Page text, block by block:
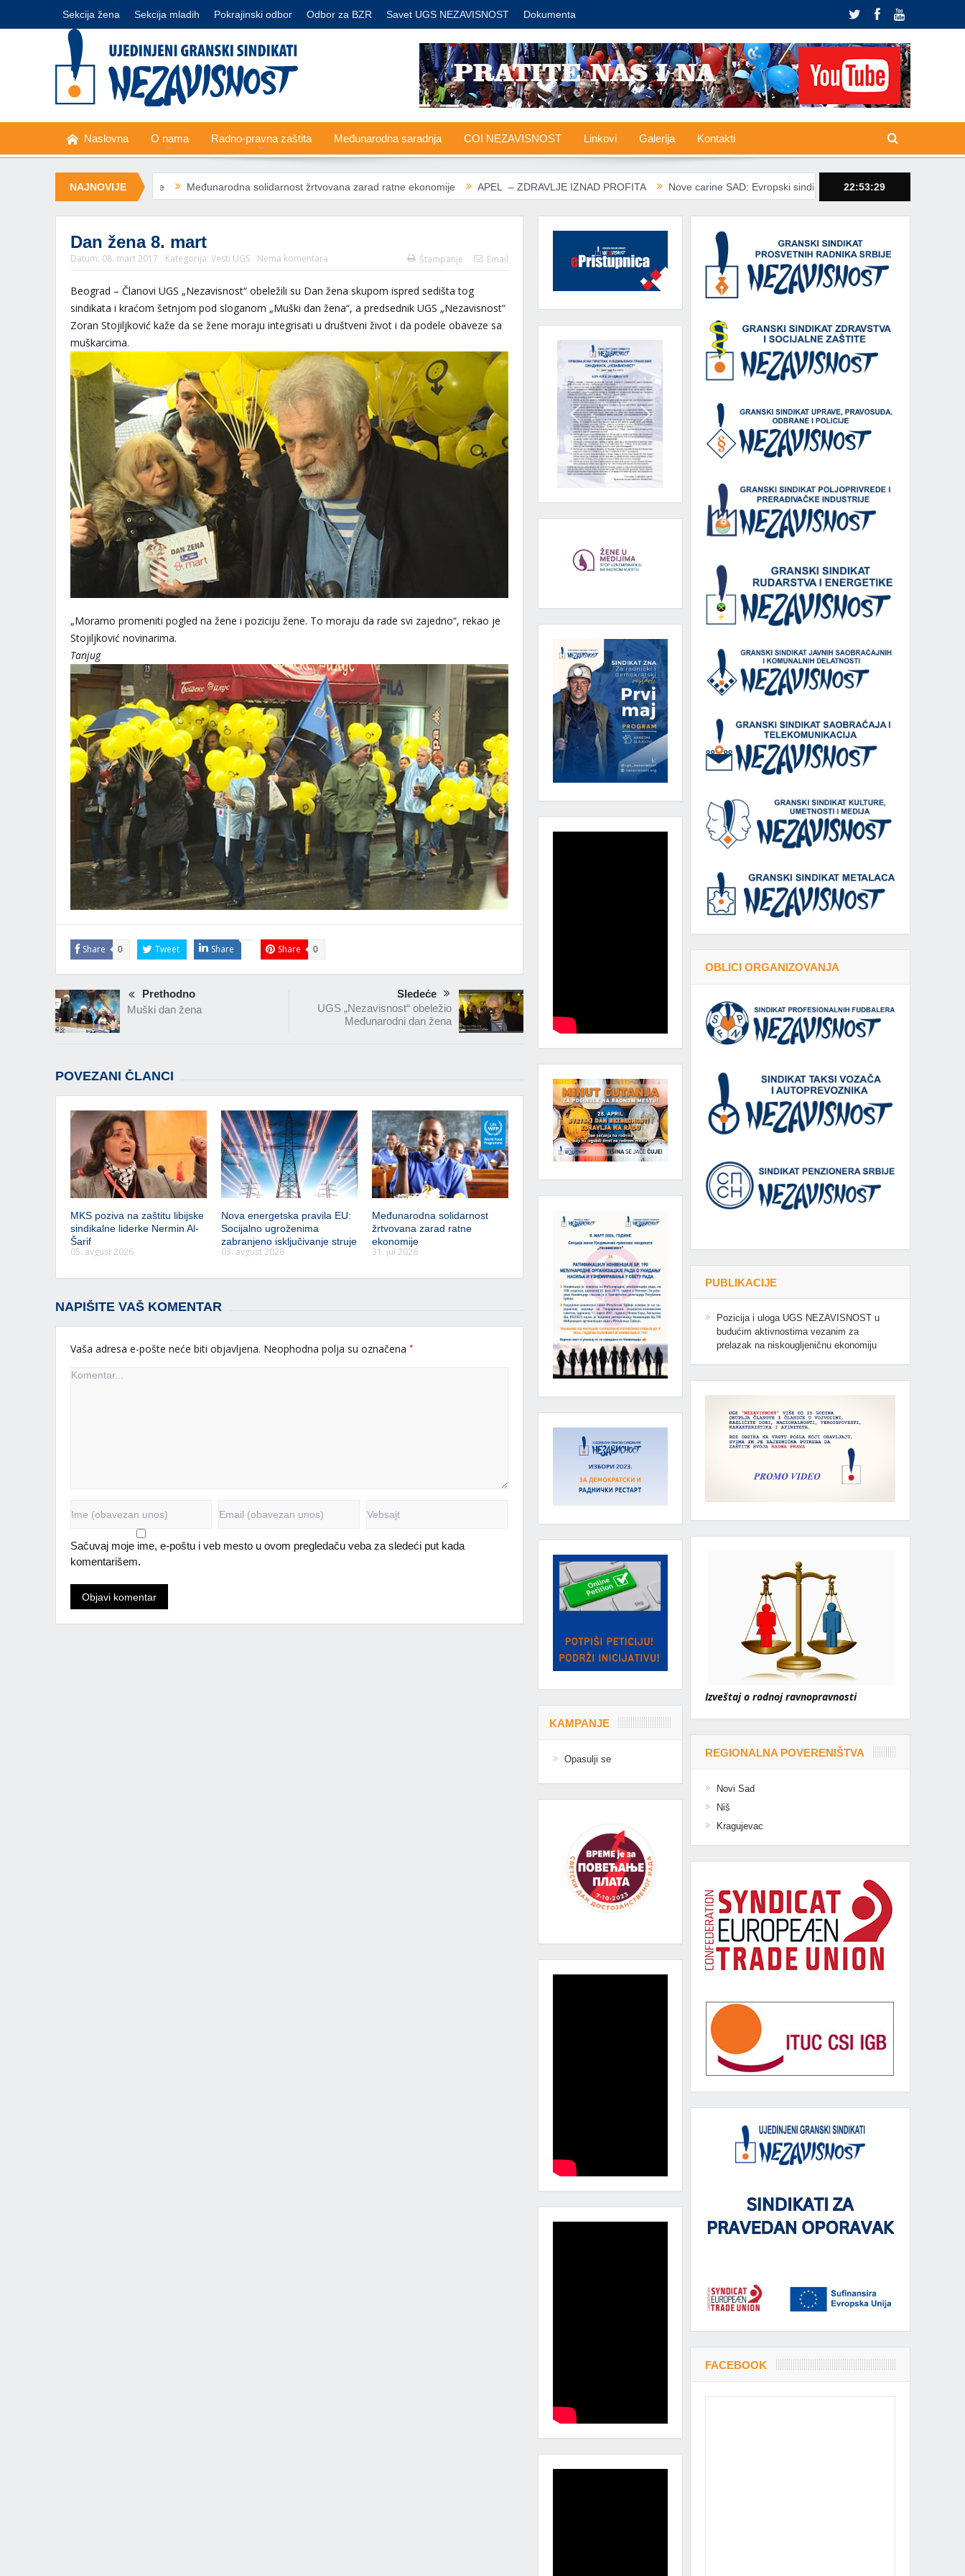
Sekcija žena Sekcija mladih Pokrajinski odbor Odbor za BZR Savet UGS NEZAVISNOST Dokumenta
Naslovna O nama Radno-pravna zaštita Međunarodna saradnja COI NEZAVISNOST Linkovi Galerija Kontakti
NAJNOVIJE
isključivanje struje Međunarodna solidarnost žrtvovana zarad ratne ekonomije APEL – ZDRAVLJE IZNAD PROFITA Nove carine SAD: Evropski sindikati traže zaštitu radnika od trgovinskih šokova
22:53:30
Dan žena 8. mart
Datum: 08. mart 2017 Kategorija: Vesti UGS Nema komentara Štampanje Email
Beograd – Članovi UGS „Nezavisnost“ obeležili su Dan žena skupom ispred sedišta tog
sindikata i kraćom šetnjom pod sloganom „Muški dan žena“, a predsednik UGS „Nezavisnost“
Zoran Stojiljković kaže da se žene moraju integrisati u društveni život i da podele obaveze sa
muškarcima.
„Moramo promeniti pogled na žene i poziciju žene. To moraju da rade svi zajedno“, rekao je
Stojiljković novinarima.
Tanjug
Share 0 Tweet Share Share 0
Prethodno
Muški dan žena
Sledeće
UGS „Nezavisnost“ obeležio
Međunarodni dan žena
POVEZANI ČLANCI
MKS poziva na zaštitu libijske
sindikalne liderke Nermin Al-
Šarif
05. avgust 2026
Nova energetska pravila EU:
Socijalno ugroženima
zabranjeno isključivanje struje
03. avgust 2026
Međunarodna solidarnost
žrtvovana zarad ratne
ekonomije
31. jul 2026
NAPIŠITE VAŠ KOMENTAR
Vaša adresa e-pošte neće biti objavljena. Neophodna polja su označena *
Sačuvaj moje ime, e-poštu i veb mesto u ovom pregledaču veba za sledeći put kada
komentarišem.
KAMPANJE
Opasulji se
OBLICI ORGANIZOVANJA
PUBLIKACIJE
Pozicija i uloga UGS NEZAVISNOST u
budućim aktivnostima vezanim za
prelazak na niskougljeničnu ekonomiju
Izveštaj o rodnoj ravnopravnosti
REGIONALNA POVERENIŠTVA
Novi Sad
Niš
Kragujevac
FACEBOOK